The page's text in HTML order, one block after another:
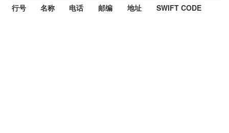
行号 名称 电话 邮编 地址 SWIFT CODE